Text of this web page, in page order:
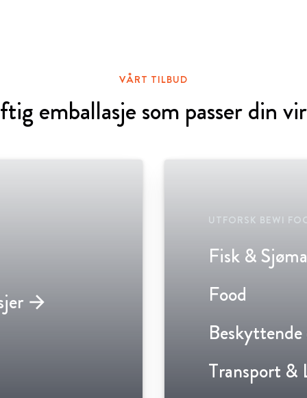
VÅRT TILBUD
emballasje som passer din
arrow_forward
UTFORSK BEWI
Fisk &
Food
Transport &